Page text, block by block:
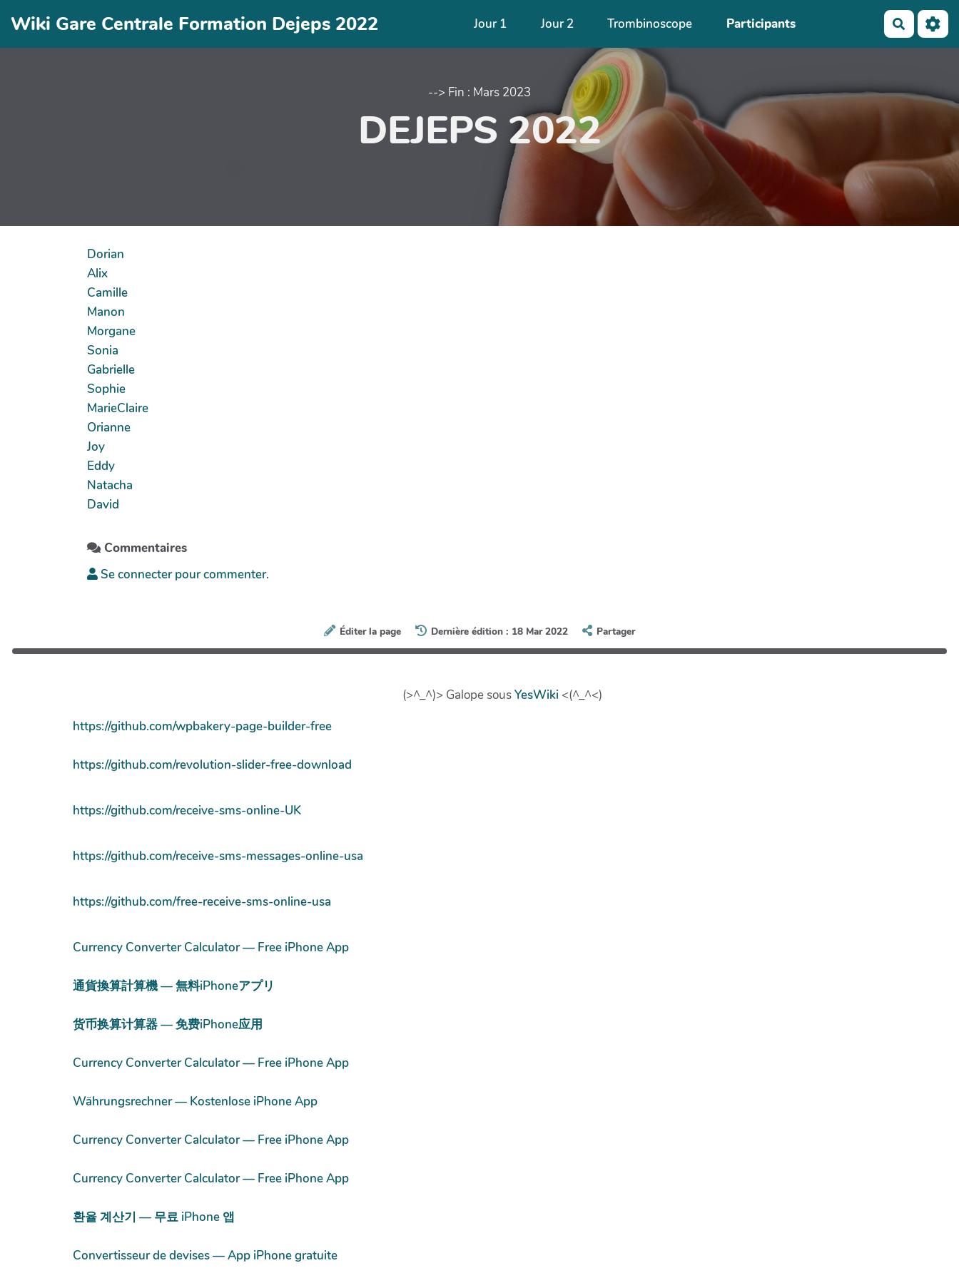
Wiki Gare Centrale Formation Dejeps 2022 Jour 1 Jour 2 Trombinoscope Participants
--> Fin : Mars 2023
DEJEPS 2022
Dorian
Alix
Camille
Manon
Morgane
Sonia
Gabrielle
Sophie
MarieClaire
Orianne
Joy
Eddy
Natacha
David
Commentaires
Se connecter pour commenter.
Éditer la page Dernière édition : 18 Mar 2022 Partager
(>^_^)> Galope sousYesWiki <(^_^<)
https://github.com/wpbakery-page-builder-free
https://github.com/revolution-slider-free-download
https://github.com/receive-sms-online-UK
https://github.com/receive-sms-messages-online-usa
https://github.com/free-receive-sms-online-usa
Currency Converter Calculator — Free iPhone App
通貨換算計算機 — 無料iPhoneアプリ
货币换算计算器 — 免费iPhone应用
Currency Converter Calculator — Free iPhone App
Währungsrechner — Kostenlose iPhone App
Currency Converter Calculator — Free iPhone App
Currency Converter Calculator — Free iPhone App
환율 계산기 — 무료 iPhone 앱
Convertisseur de devises — App iPhone gratuite